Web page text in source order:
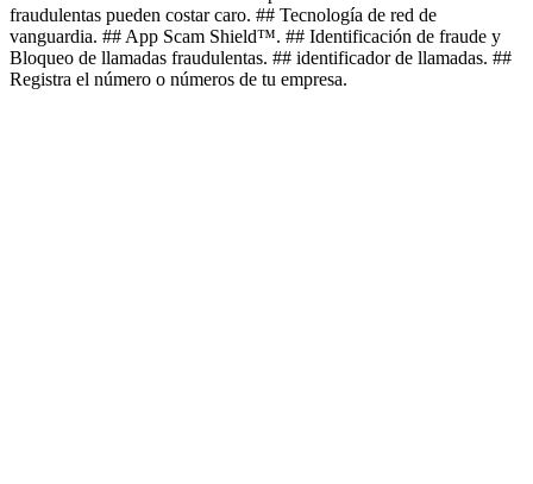
fraudulentas pueden costar caro. ## Tecnología de red de
vanguardia. ## App Scam Shield™. ## Identificación de fraude y
Bloqueo de llamadas fraudulentas. ## identificador de llamadas. ##
Registra el número o números de tu empresa.